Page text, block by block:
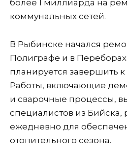
более 1 миллиарда на
коммунальных сетей.
В Рыбинске начался
Полиграфе и в
планируется завершить
Работы, включающие
и сварочные процессы,
специалистов из
ежедневно для
отопительного сезона.